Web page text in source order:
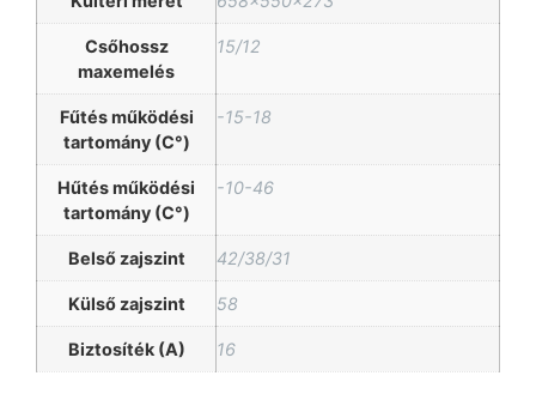
Csőhossz
maxemelés
15/12
Fűtés működési
tartomány (C°)
-15-18
Hűtés működési
tartomány (C°)
-10-46
Belső zajszint 42/38/31
Külső zajszint 58
Biztosíték (A) 16